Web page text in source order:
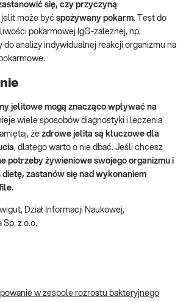
się, czy przyczyną
może być spożywany pokarm. Test do
pokarmowej IgG-zależnej, np.
do analizy indywidualnej reakcji organizmu na
jelitowe mogą znacząco wpływać na
wiele sposobów diagnostyki i leczenia
że zdrowe jelita są kluczowe dla
, dlatego warto o nie dbać. Jeśli chcesz
potrzeby żywieniowe swojego organizmu i
zastanów się nad wykonaniem
Dział Informacji Naukowej,
Sp. z o.o.
w zespole rozrostu bakteryjnego